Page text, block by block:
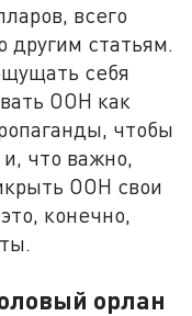
всего
статьям.
себя
ООН как
чтобы
что важно,
ООН свои
конечно,
орлан